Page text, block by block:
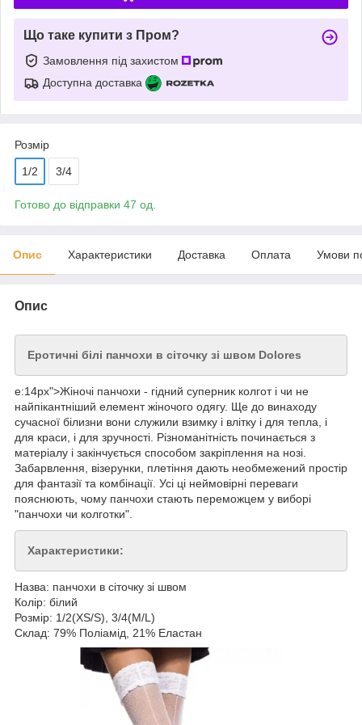
Що таке купити з Пром?
Замовлення під захистом
Доступна доставка
Розмір
1/2 3/4
Готово до відправки 47 од.
Опис Характеристики Доставка Оплата Умови
Опис
Еротичні білі панчохи в сіточку зі швом Dolores
e:14px">Жіночі панчохи - гідний суперник колгот і чи не
найпікантніший елемент жіночого одягу. Ще до винаходу
сучасної білизни вони служили взимку і влітку і для тепла, і
для краси, і для зручності. Різноманітність починається з
матеріалу і закінчується способом закріплення на нозі.
Забарвлення, візерунки, плетіння дають необмежений простір
для фантазії та комбінації. Усі ці неймовірні переваги
пояснюють, чому панчохи стають переможцем у виборі
"панчохи чи колготки".
Характеристики:
Назва: панчохи в сіточку зі швом
Колір: білий
Розмір: 1/2(XS/S), 3/4(M/L)
Склад: 79% Поліамід, 21% Еластан